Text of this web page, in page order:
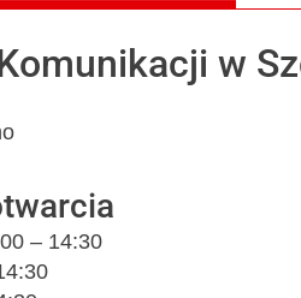
w
– 14:30